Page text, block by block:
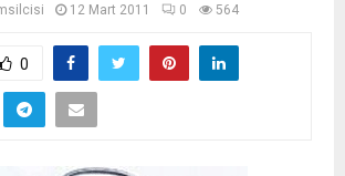
12 Mart 2011 0 564
0